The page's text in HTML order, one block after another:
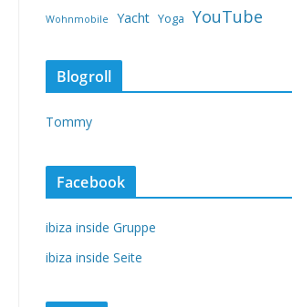
Wohnmobile Yacht Yoga YouTube
Blogroll
Tommy
Facebook
ibiza inside Gruppe
ibiza inside Seite